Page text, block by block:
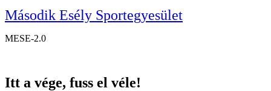
Második Esély Sportegyesület
MESE-2.0
Itt a vége, fuss el véle!